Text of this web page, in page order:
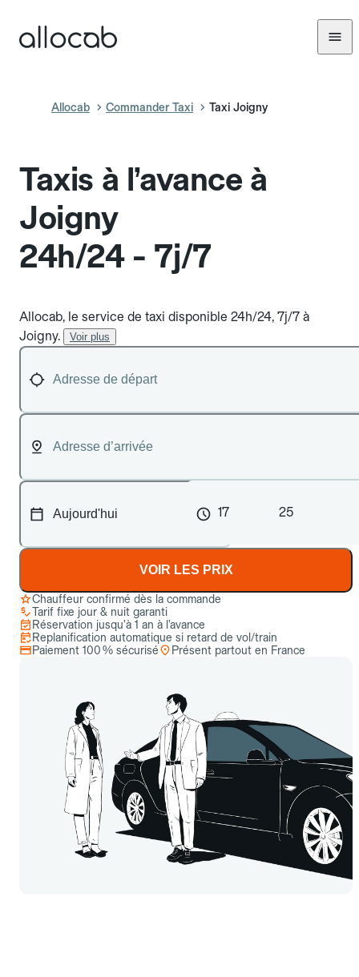
Allocab Commander Taxi Taxi Joigny
Taxis à l’avance à
Joigny
24h/24 - 7j/7
Allocab, le service de taxi disponible 24h/24, 7j/7 à
Joigny.
Voir plus
17 25
VOIR LES PRIX
Chauffeur confirmé dès la commande
Tarif fixe jour & nuit garanti
Réservation jusqu’à 1 an à l’avance
Replanification automatique si retard de vol/train
Paiement 100 % sécurisé
Présent partout en France